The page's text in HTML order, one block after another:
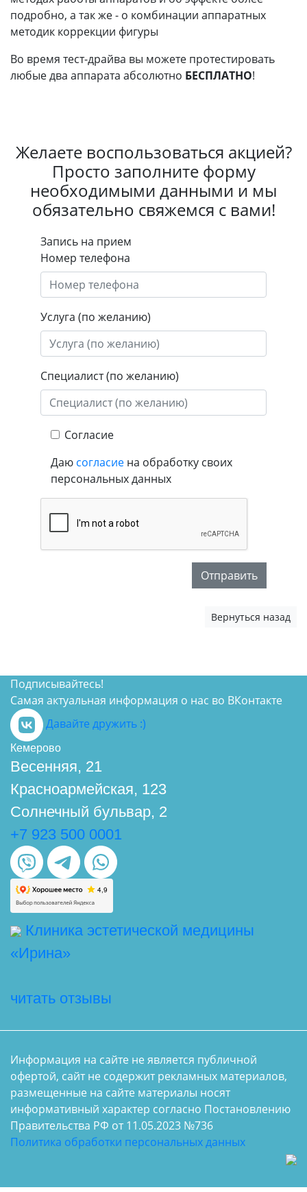
подробно, а так же - о комбинации аппаратных
методик коррекции фигуры
️Во время тест-драйва вы можете протестировать
любые два аппарата абсолютно БЕСПЛАТНО!
Желаете воспользоваться акцией?
Просто заполните форму
необходимыми данными и мы
обязательно свяжемся с вами!
Запись на прием
Номер телефона
Услуга (по желанию)
Специалист (по желанию)
Согласие
Даю согласие на обработку своих
персональных данных
Отправить
Вернуться назад
Подписывайтесь!
Самая актуальная информация о нас во ВКонтакте
Давайте дружить :)
Кемерово
Весенняя, 21
Красноармейская, 123
Солнечный бульвар, 2
+7 923 500 0001
Клиника эстетической медицины
«Ирина»
читать отзывы
Информация на сайте не является публичной
офертой, сайт не содержит рекламных материалов,
размещенные на сайте материалы носят
информативный характер согласно Постановлению
Правительства РФ от 11.05.2023 №736
Политика обработки персональных данных